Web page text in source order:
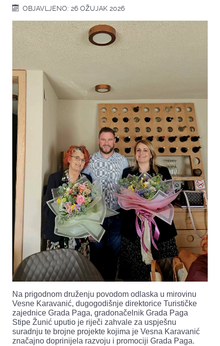
OBJAVLJENO: 26 OŽUJAK 2026
Na prigodnom druženju povodom odlaska u mirovinu
Vesne Karavanić, dugogodišnje direktorice Turističke
zajednice Grada Paga, gradonačelnik Grada Paga
Stipe Žunić uputio je riječi zahvale za uspješnu
suradnju te brojne projekte kojima je Vesna Karavanić
značajno doprinijela razvoju i promociji Grada Paga.